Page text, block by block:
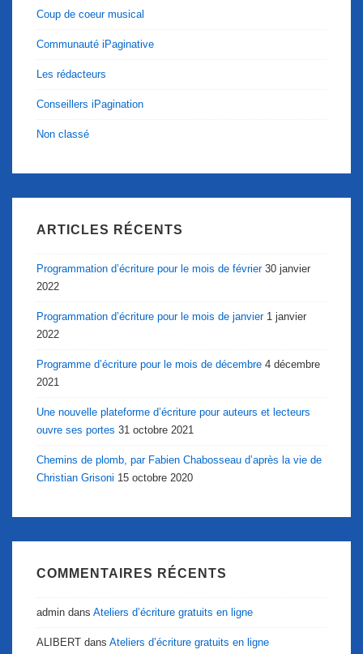
Coup de coeur musical
Communauté iPaginative
Les rédacteurs
Conseillers iPagination
Non classé
ARTICLES RÉCENTS
Programmation d’écriture pour le mois de février 30 janvier
2022
Programmation d’écriture pour le mois de janvier 1 janvier
2022
Programme d’écriture pour le mois de décembre 4 décembre
2021
Une nouvelle plateforme d’écriture pour auteurs et lecteurs
ouvre ses portes 31 octobre 2021
Chemins de plomb, par Fabien Chabosseau d’après la vie de
Christian Grisoni 15 octobre 2020
COMMENTAIRES RÉCENTS
admin dans Ateliers d’écriture gratuits en ligne
ALIBERT dans Ateliers d’écriture gratuits en ligne